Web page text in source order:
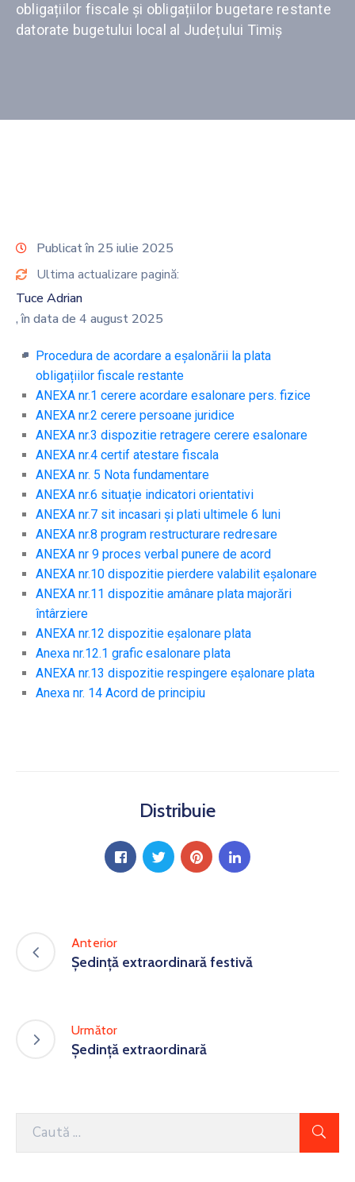
obligațiilor fiscale și obligațiilor bugetare restante
datorate bugetului local al Județului Timiș
Publicat în 25 iulie 2025
Ultima actualizare pagină:
Tuce Adrian
, în data de 4 august 2025
Procedura de acordare a eşalonării la plata
obligațiilor fiscale restante
ANEXA nr.1 cerere acordare esalonare pers. fizice
ANEXA nr.2 cerere persoane juridice
ANEXA nr.3 dispozitie retragere cerere esalonare
ANEXA nr.4 certif atestare fiscala
ANEXA nr. 5 Nota fundamentare
ANEXA nr.6 situație indicatori orientativi
ANEXA nr.7 sit incasari și plati ultimele 6 luni
ANEXA nr.8 program restructurare redresare
ANEXA nr 9 proces verbal punere de acord
ANEXA nr.10 dispozitie pierdere valabilit eșalonare
ANEXA nr.11 dispozitie amânare plata majorări
întârziere
ANEXA nr.12 dispozitie eșalonare plata
Anexa nr.12.1 grafic esalonare plata
ANEXA nr.13 dispozitie respingere eșalonare plata
Anexa nr. 14 Acord de principiu
Distribuie
Anterior
Ședință extraordinară festivă
Următor
Ședință extraordinară